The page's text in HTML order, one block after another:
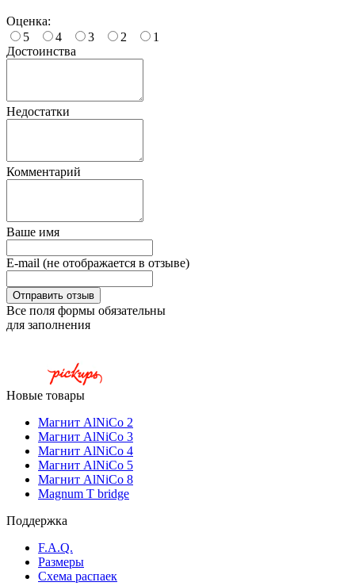
Оценка:
5
4 3 2
1
Достоинства
Недостатки
Комментарий
Ваше имя
E-mail (не отображается в отзыве)
Все поля формы обязательны
для заполнения
Новые товары
Магнит AlNiCo 2
Магнит AlNiCo 3
Магнит AlNiCo 4
Магнит AlNiCo 5
Магнит AlNiCo 8
Magnum T bridge
Поддержка
F.A.Q.
Размеры
Схема распаек